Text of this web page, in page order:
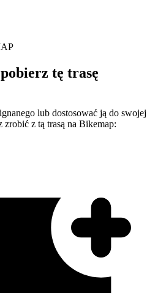
tę trasę
lub dostosować ją do swojej
z tą trasą na Bikemap: